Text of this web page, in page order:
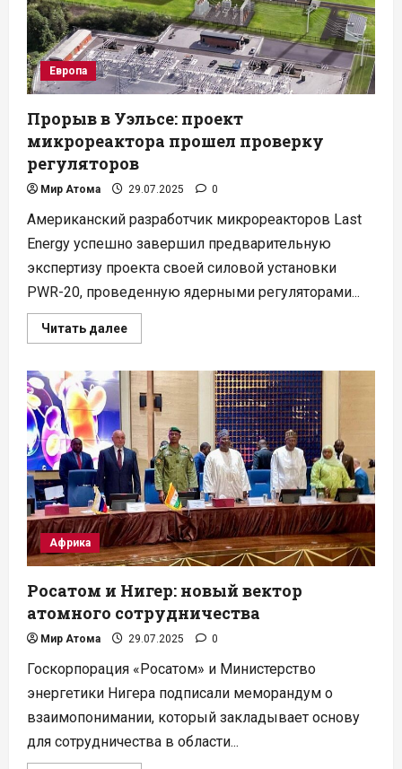
Европа
Прорыв в Уэльсе: проект
микрореактора прошел проверку
регуляторов
Мир Атома 29.07.2025 0
Американский разработчик микрореакторов Last
Energy успешно завершил предварительную
экспертизу проекта своей силовой установки
PWR-20, проведенную ядерными регуляторами...
Читать далееПрочитать
больше
в
Уэльсе:
проект
микрореактора
прошел
проверку
регуляторов
Африка
Росатом и Нигер: новый вектор
атомного сотрудничества
Мир Атома 29.07.2025 0
Госкорпорация «Росатом» и Министерство
энергетики Нигера подписали меморандум о
взаимопонимании, который закладывает основу
для сотрудничества в области...